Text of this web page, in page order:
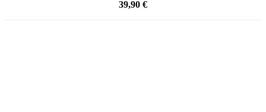
39,90 €